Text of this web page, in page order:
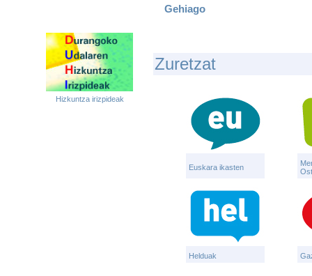
Hizkuntza irizpideak
Gehiago
Zuretzat
Euskara ikasten
Helduak